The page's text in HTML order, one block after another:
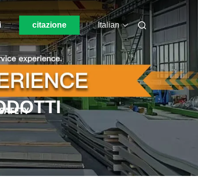
citazione Italian